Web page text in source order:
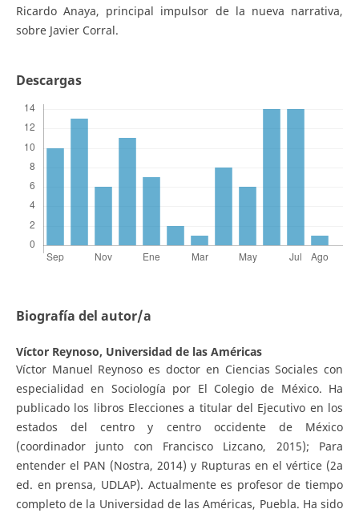
Ricardo Anaya, principal impulsor de la nueva narrativa,
sobre Javier Corral.
Descargas
Biografía del autor/a
Víctor Reynoso, Universidad de las Américas
Víctor Manuel Reynoso es doctor en Ciencias Sociales con
especialidad en Sociología por El Colegio de México. Ha
publicado los libros Elecciones a titular del Ejecutivo en los
estados del centro y centro occidente de México
(coordinador junto con Francisco Lizcano, 2015); Para
entender el PAN (Nostra, 2014) y Rupturas en el vértice (2a
ed. en prensa, UDLAP). Actualmente es profesor de tiempo
completo de la Universidad de las Américas, Puebla. Ha sido